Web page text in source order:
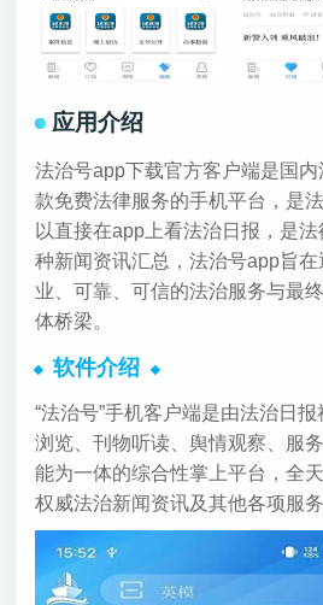
应用介绍
法治号app下载官方客户端是国
款免费法律服务的手机平台，是
以直接在app上看法治日报，是
种新闻资讯汇总，法治号app旨
业、可靠、可信的法治服务与最
体桥梁。
软件介绍
“法治号”手机客户端是由法治日
浏览、刊物听读、舆情观察、服
能为一体的综合性掌上平台，全
权威法治新闻资讯及其他各项服务